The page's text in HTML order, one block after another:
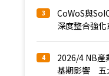
3
CoWoS與
深度整合強
4
2026/4 NB產
基期影響 五